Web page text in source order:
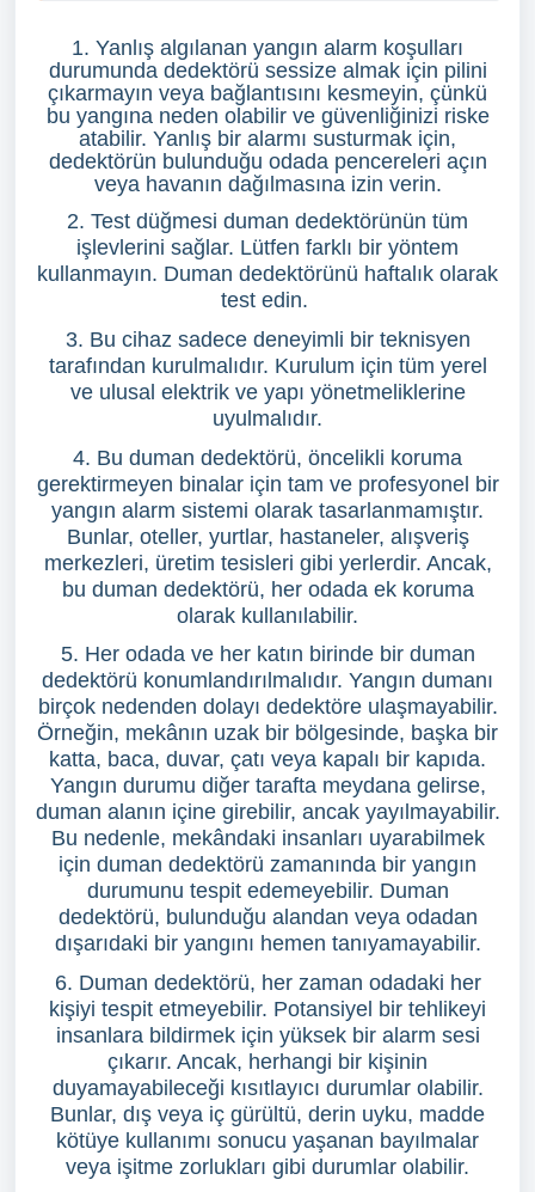
1. Yanlış algılanan yangın alarm koşulları
durumunda dedektörü sessize almak için pilini
çıkarmayın veya bağlantısını kesmeyin, çünkü
bu yangına neden olabilir ve güvenliğinizi riske
atabilir. Yanlış bir alarmı susturmak için,
dedektörün bulunduğu odada pencereleri açın
veya havanın dağılmasına izin verin.
2. Test düğmesi duman dedektörünün tüm
işlevlerini sağlar. Lütfen farklı bir yöntem
kullanmayın. Duman dedektörünü haftalık olarak
test edin.
3. Bu cihaz sadece deneyimli bir teknisyen
tarafından kurulmalıdır. Kurulum için tüm yerel
ve ulusal elektrik ve yapı yönetmeliklerine
uyulmalıdır.
4. Bu duman dedektörü, öncelikli koruma
gerektirmeyen binalar için tam ve profesyonel bir
yangın alarm sistemi olarak tasarlanmamıştır.
Bunlar, oteller, yurtlar, hastaneler, alışveriş
merkezleri, üretim tesisleri gibi yerlerdir. Ancak,
bu duman dedektörü, her odada ek koruma
olarak kullanılabilir.
5. Her odada ve her katın birinde bir duman
dedektörü konumlandırılmalıdır. Yangın dumanı
birçok nedenden dolayı dedektöre ulaşmayabilir.
Örneğin, mekânın uzak bir bölgesinde, başka bir
katta, baca, duvar, çatı veya kapalı bir kapıda.
Yangın durumu diğer tarafta meydana gelirse,
duman alanın içine girebilir, ancak yayılmayabilir.
Bu nedenle, mekândaki insanları uyarabilmek
için duman dedektörü zamanında bir yangın
durumunu tespit edemeyebilir. Duman
dedektörü, bulunduğu alandan veya odadan
dışarıdaki bir yangını hemen tanıyamayabilir.
6. Duman dedektörü, her zaman odadaki her
kişiyi tespit etmeyebilir. Potansiyel bir tehlikeyi
insanlara bildirmek için yüksek bir alarm sesi
çıkarır. Ancak, herhangi bir kişinin
duyamayabileceği kısıtlayıcı durumlar olabilir.
Bunlar, dış veya iç gürültü, derin uyku, madde
kötüye kullanımı sonucu yaşanan bayılmalar
veya işitme zorlukları gibi durumlar olabilir.